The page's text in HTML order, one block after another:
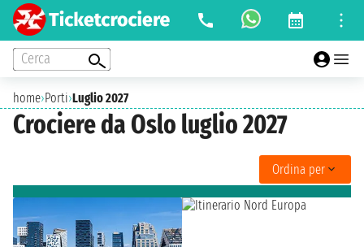
Cerca
home›Porti›Luglio 2027
Crociere da Oslo luglio 2027
Ordina per